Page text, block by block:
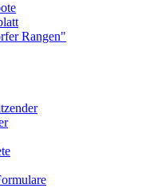
Rangen"